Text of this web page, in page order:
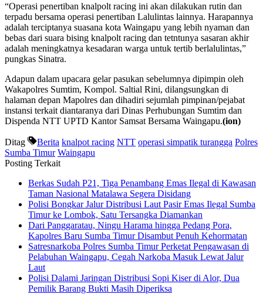
“Operasi penertiban knalpolt racing ini akan dilakukan rutin dan
terpadu bersama operasi penertiban Lalulintas lainnya. Harapannya
adalah terciptanya suasana kota Waingapu yang lebih nyaman dan
bebas dari suara bising knalpolt racing dan tetntunya sasaran akhir
adalah meningkatnya kesadaran warga untuk tertib berlalulintas,”
pungkas Sinatra.
Adapun dalam upacara gelar pasukan sebelumnya dipimpin oleh
Wakapolres Sumtim, Kompol. Saltial Rini, dilangsungkan di
halaman depan Mapolres dan dihadiri sejumlah pimpinan/pejabat
instansi terkait diantaranya dari Dinas Perhubungan Sumtim dan
Dispenda NTT UPTD Kantor Samsat Bersama Waingapu.(ion)
Ditag Berita knalpot racing NTT operasi simpatik turangga Polres
Sumba Timur Waingapu
Posting Terkait
Berkas Sudah P21, Tiga Penambang Emas Ilegal di Kawasan
Taman Nasional Matalawa Segera Disidang
Polisi Bongkar Jalur Distribusi Laut Pasir Emas Ilegal Sumba
Timur ke Lombok, Satu Tersangka Diamankan
Dari Panggaratau, Ningu Harama hingga Pedang Pora,
Kapolres Baru Sumba Timur Disambut Penuh Kehormatan
Satresnarkoba Polres Sumba Timur Perketat Pengawasan di
Pelabuhan Waingapu, Cegah Narkoba Masuk Lewat Jalur
Laut
Polisi Dalami Jaringan Distribusi Sopi Kiser di Alor, Dua
Pemilik Barang Bukti Masih Diperiksa